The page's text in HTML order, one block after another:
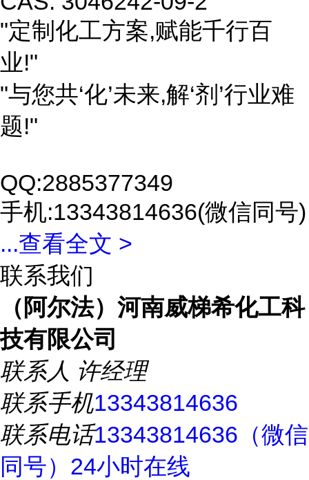
"定制化工方案,赋能千行百
业!"
"与您共‘化’未来,解‘剂’行业难
题!"
QQ:2885377349
手机:13343814636(微信同号)
...查看全文 >
联系我们
（阿尔法）河南威梯希化工科
技有限公司
联系人 许经理
联系手机13343814636
联系电话13343814636（微信
同号）24小时在线